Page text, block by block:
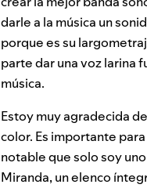
darle a la música un
porque es su
parte dar una voz larina
música.
Estoy muy agradecida
color. Es importante
notable que solo soy
Miranda, un elenco